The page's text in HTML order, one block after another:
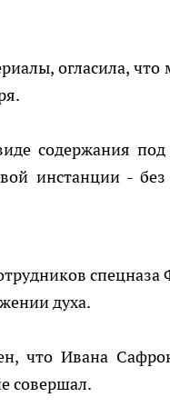
огласила, что
содержания под
инстанции - без
спецназа
духа.
что Ивана
совершал.